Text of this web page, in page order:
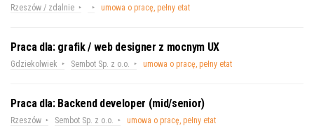
Rzeszów / zdalnie umowa o pracę, pełny etat
Praca dla: grafik / web designer z mocnym UX
Gdziekolwiek Sembot Sp. z o.o. umowa o pracę, pełny etat
Praca dla: Backend developer (mid/senior)
Rzeszów Sembot Sp. z o.o. umowa o pracę, pełny etat